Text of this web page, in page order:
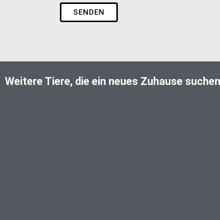
SENDEN
Weitere Tiere, die ein neues Zuhause suchen